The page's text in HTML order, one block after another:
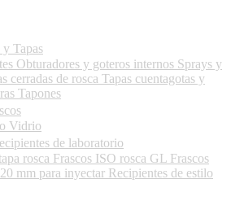
y Tapas
Obturadores y goteros internos Sprays y
cerradas de rosca Tapas cuentagotas y
Tapones
Vidrio
de laboratorio
rosca Frascos ISO rosca GL Frascos
mm para inyectar Recipientes de estilo